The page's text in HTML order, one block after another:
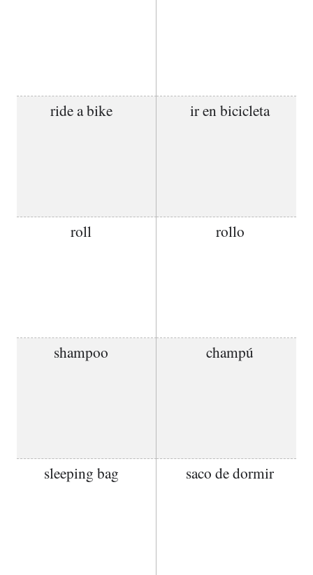
ride a bike ir en bicicleta
roll rollo
shampoo champú
sleeping bag saco de dormir